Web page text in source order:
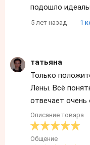
подошло
5 лет назад 1
татьяна
Только
Лены. Всё
отвечает очень
Описание товара
Общение